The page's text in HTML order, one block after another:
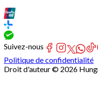
Suivez-nous
Politique de confidentialité
Droit d'auteur © 2026